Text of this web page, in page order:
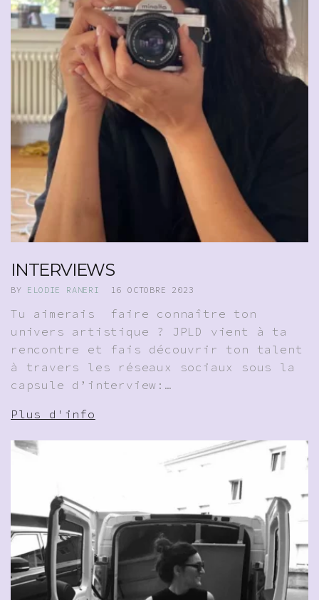
INTERVIEWS
BY ELODIE RANERI 16 OCTOBRE 2023
Tu aimerais faire connaître ton
univers artistique ? JPLD vient à ta
rencontre et fais découvrir ton talent
à travers les réseaux sociaux sous la
capsule d’interview:…
Plus d'info